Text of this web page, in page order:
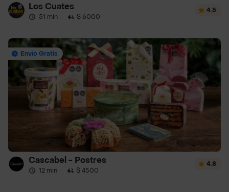
Los Cuates
51 min · $ 6000
4.5
Envío Gratis
Cascabel - Postres
12 min · $ 4500
4.8